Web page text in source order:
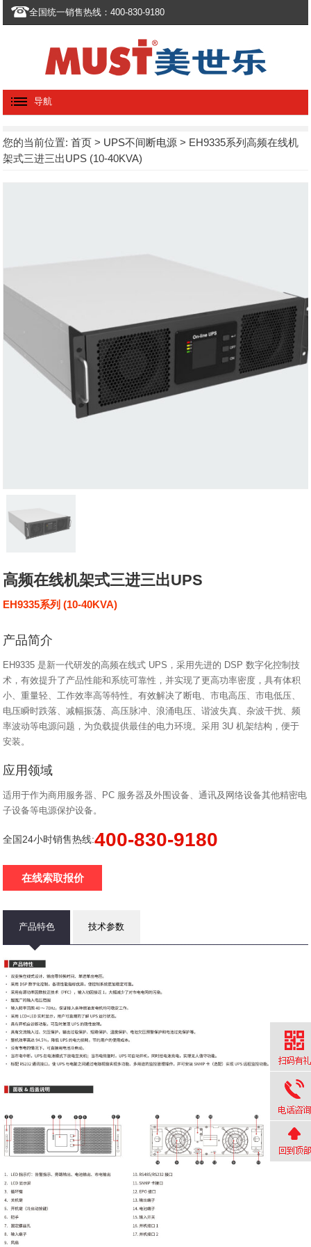
全国统一销售热线：400-830-9180
导航
您的当前位置:首页 > UPS不间断电源 > EH9335系列高频在线机
架式三进三出UPS (10-40KVA)
高频在线机架式三进三出UPS
EH9335系列 (10-40KVA)
产品简介
EH9335 是新一代研发的高频在线式 UPS，采用先进的 DSP 数字化控制技
术，有效提升了产品性能和系统可靠性，并实现了更高功率密度，具有体积
小、重量轻、工作效率高等特性。有效解决了断电、市电高压、市电低压、
电压瞬时跌落、减幅振荡、高压脉冲、浪涌电压、谐波失真、杂波干扰、频
率波动等电源问题，为负载提供最佳的电力环境。采用 3U 机架结构，便于
安装。
应用领域
适用于作为商用服务器、PC 服务器及外围设备、通讯及网络设备其他精密电
子设备等电源保护设备。
全国24小时销售热线:400-830-9180
在线索取报价
产品特色 技术参数